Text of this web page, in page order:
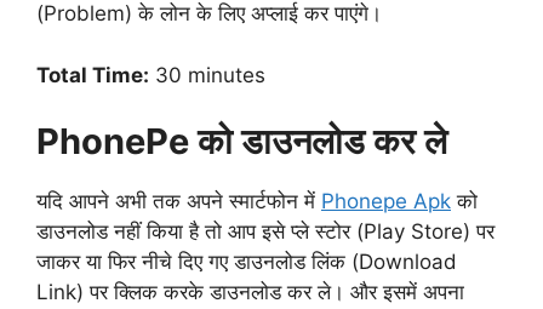
(Problem) के लोन के लिए अप्लाई कर पाएंगे।
Total Time: 30 minutes
PhonePe को डाउनलोड कर ले
यदि आपने अभी तक अपने स्मार्टफोन में Phonepe Apk को
डाउनलोड नहीं किया है तो आप इसे प्ले स्टोर (Play Store) पर
जाकर या फिर नीचे दिए गए डाउनलोड लिंक (Download
Link) पर क्लिक करके डाउनलोड कर ले। और इसमें अपना